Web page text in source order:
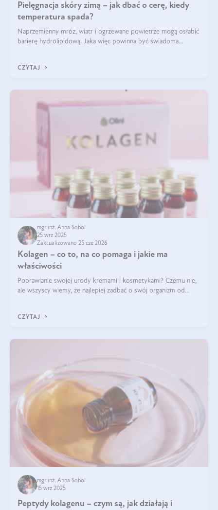
Pielęgnacja skóry zimą – jak dbać o cerę, kiedy
temperatura spada?
Naprzemienny mróz, wiatr i ogrzewane powietrze mogą osłabić
barierę hydrolipidową. Jaka więc powinna być świadoma
CZYTAJ
mgr inż. Anna Sobol
25 wrz 2025
Zaktualizowano 25 cze 2026
Kolagen – co to, na co pomaga i jakie ma
właściwości
Poprawianie swojej urody kremami i kosmetykami? Czemu nie,
ale wszyscy wiemy, że najlepiej zadbać o swój organizm od
wysokiej jakości suplem
CZYTAJ
mgr inż. Anna Sobol
15 wrz 2025
Peptydy kolagenu – czym są, jak działają i